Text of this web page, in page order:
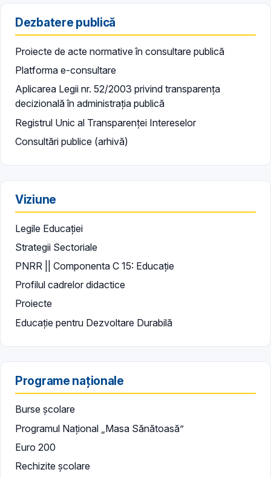
Dezbatere publică
Proiecte de acte normative în consultare publică
Platforma e-consultare
Aplicarea Legii nr. 52/2003 privind transparența
decizională în administrația publică
Registrul Unic al Transparenței Intereselor
Consultări publice (arhivă)
Viziune
Legile Educației
Strategii Sectoriale
PNRR || Componenta C 15: Educație
Profilul cadrelor didactice
Proiecte
Educație pentru Dezvoltare Durabilă
Programe naționale
Burse școlare
Programul Național „Masa Sănătoasă”
Euro 200
Rechizite școlare